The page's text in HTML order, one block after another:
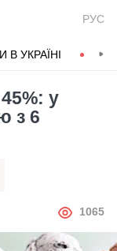
РУС
УКРАЇНІ
у
з 6
АВТОР
1065